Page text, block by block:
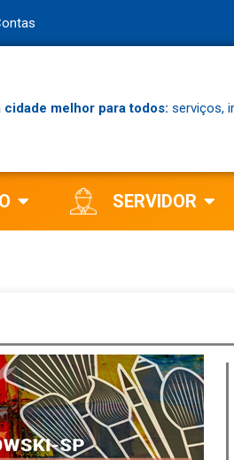
melhor para todos: serviços,
SERVIDOR